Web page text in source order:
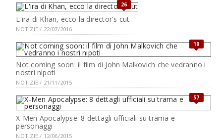
26
L'ira di Khan, ecco la director's cut
NOTIZIE / 22/07/2016
19
Not coming soon: il film di John Malkovich che vedranno i
nostri nipoti
NOTIZIE / 21/11/2015
57
X-Men Apocalypse: 8 dettagli ufficiali su trama e
personaggi
NOTIZIE / 12/06/2015